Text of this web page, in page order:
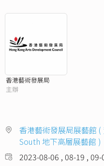
香港藝術發展局
主辦
香港藝術發展局展藝館
South 地下高層展藝館 )
2023-08-06 , 08-19 ,